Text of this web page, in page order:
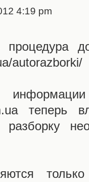
4:19 pm
autorazborki/
теперь
разборку